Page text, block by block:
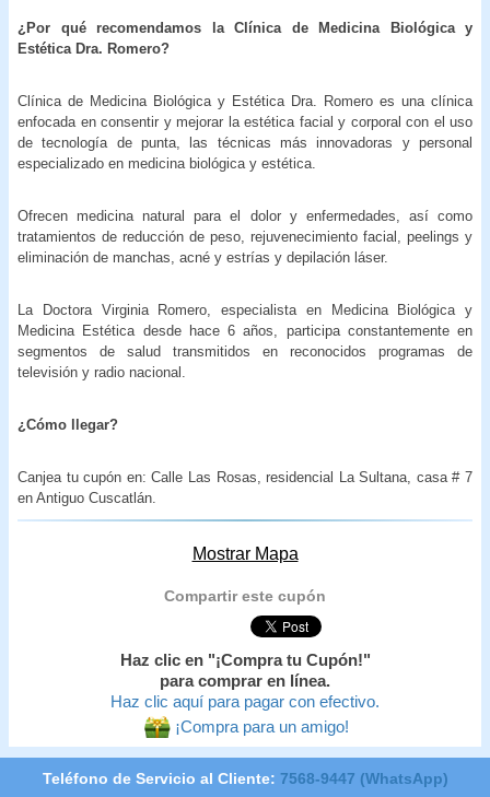
¿Por qué recomendamos la Clínica de Medicina Biológica y
Estética Dra. Romero?
Clínica de Medicina Biológica y Estética Dra. Romero es una clínica
enfocada en consentir y mejorar la estética facial y corporal con el uso
de tecnología de punta, las técnicas más innovadoras y personal
especializado en medicina biológica y estética.
Ofrecen medicina natural para el dolor y enfermedades, así como
tratamientos de reducción de peso, rejuvenecimiento facial, peelings y
eliminación de manchas, acné y estrías y depilación láser.
La Doctora Virginia Romero, especialista en Medicina Biológica y
Medicina Estética desde hace 6 años, participa constantemente en
segmentos de salud transmitidos en reconocidos programas de
televisión y radio nacional.
¿Cómo llegar?
Canjea tu cupón en: Calle Las Rosas, residencial La Sultana, casa # 7
en Antiguo Cuscatlán.
Mostrar Mapa
Compartir este cupón
Haz clic en "¡Compra tu Cupón!"
para comprar en línea.
Haz clic aquí para pagar con efectivo.
¡Compra para un amigo!
Teléfono de Servicio al Cliente: 7568-9447 (WhatsApp)